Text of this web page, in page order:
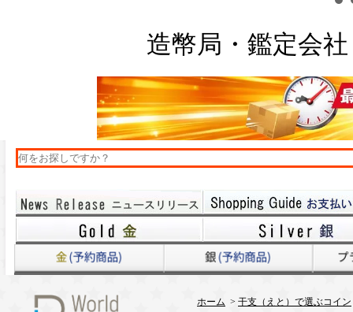
造幣局・鑑定会
ホーム > 干支（えと）で選ぶコイン